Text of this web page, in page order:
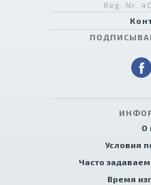
Reģ. Nr.
О
Условия
Часто
Время